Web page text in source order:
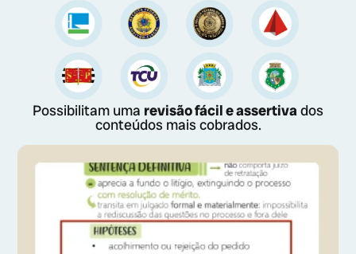
Possibilitam uma revisão fácil e assertivados
conteúdos mais cobrados.